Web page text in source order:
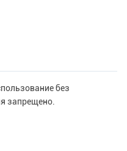
без
запрещено.